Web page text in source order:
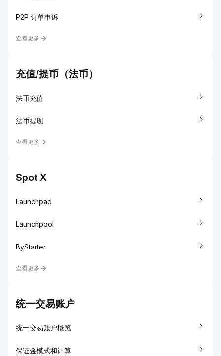
P2P 订单申诉
查看更多
充值/提币（法币）
法币充值
法币提现
查看更多
Spot X
Launchpad
Launchpool
ByStarter
查看更多
统一交易账户
统一交易账户概览
保证金模式和计算